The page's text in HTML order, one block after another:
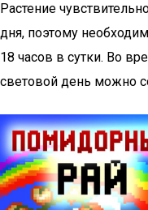
Растение
дня, поэтому
18 часов в сутки. Во
световой день можно